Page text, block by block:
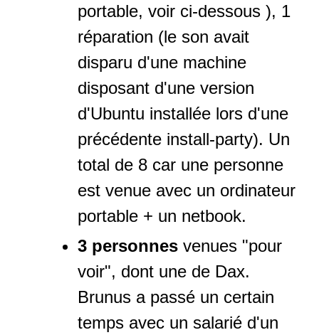
portable, voir ci-dessous ), 1
réparation (le son avait
disparu d'une machine
disposant d'une version
d'Ubuntu installée lors d'une
précédente install-party). Un
total de 8 car une personne
est venue avec un ordinateur
portable + un netbook.
3 personnesvenues "pour
voir", dont une de Dax.
Brunus a passé un certain
temps avec un salarié d'un